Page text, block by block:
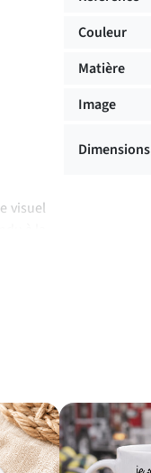
visuel
Couleur
Matière
Image
Dimensions